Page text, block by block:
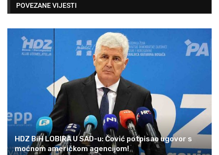
POVEZANE VIJESTI
HDZ BiH LOBIRA U SAD-u: Čović potpisao ugovor s
moćnom američkom agencijom!